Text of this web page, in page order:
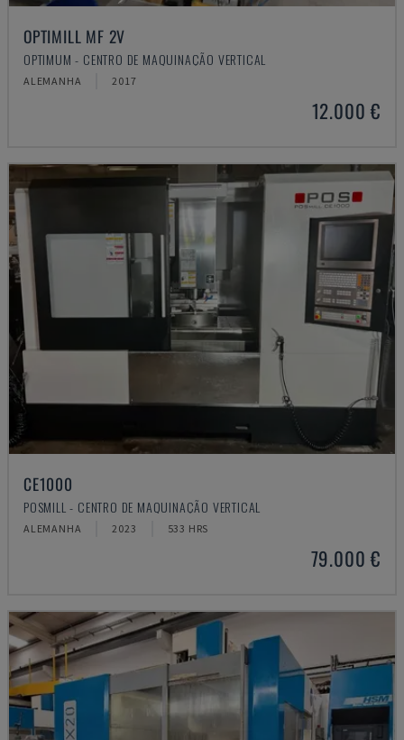
OPTIMILL MF 2V
OPTIMUM - CENTRO DE MAQUINAÇÃO VERTICAL
ALEMANHA 2017
12.000 €
CE1000
POSMILL - CENTRO DE MAQUINAÇÃO VERTICAL
ALEMANHA 2023 533 HRS
79.000 €